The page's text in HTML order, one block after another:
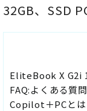
32GB、SSD
EliteBook X G2i
FAQ:よくある質
Copilot＋PCとは